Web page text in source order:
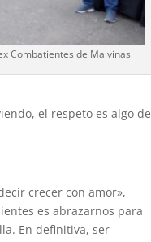
Combatientes de Malvinas
el respeto es algo de
crecer con amor»,
es abrazarnos para
En definitiva, ser